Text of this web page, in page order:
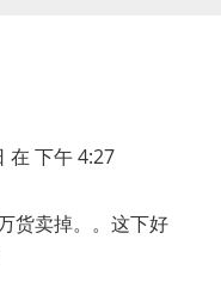
在 下午 4:27
货卖掉。。这下好